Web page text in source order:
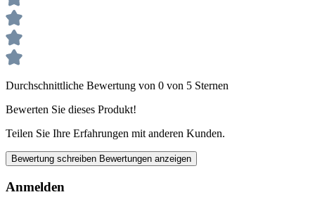
Durchschnittliche Bewertung von 0 von 5 Sternen
Bewerten Sie dieses Produkt!
Teilen Sie Ihre Erfahrungen mit anderen Kunden.
Bewertung schreiben Bewertungen anzeigen
Anmelden